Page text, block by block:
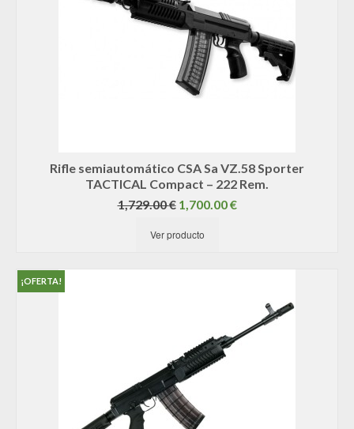
Rifle semiautomático CSA Sa VZ.58 Sporter
TACTICAL Compact – 222 Rem.
1,729.00€ El
original
1,729.00 €.
1,700.00€El
1,700.00 €.
Ver producto
¡OFERTA!